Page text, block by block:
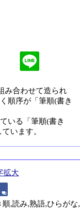
み合わせて造られ
順序が「筆順(書き
いる「筆順(書き
います。
拡大
,読み,熟語,ひらがな,